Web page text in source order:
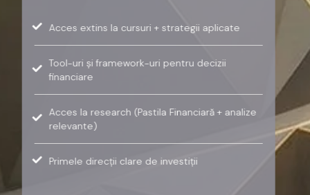
Acces extins la cursuri + strategii aplicate
Tool-uri și framework-uri pentru decizii
financiare
Acces la research (Pastila Financiară + analize
relevante)
Primele direcții clare de investiții